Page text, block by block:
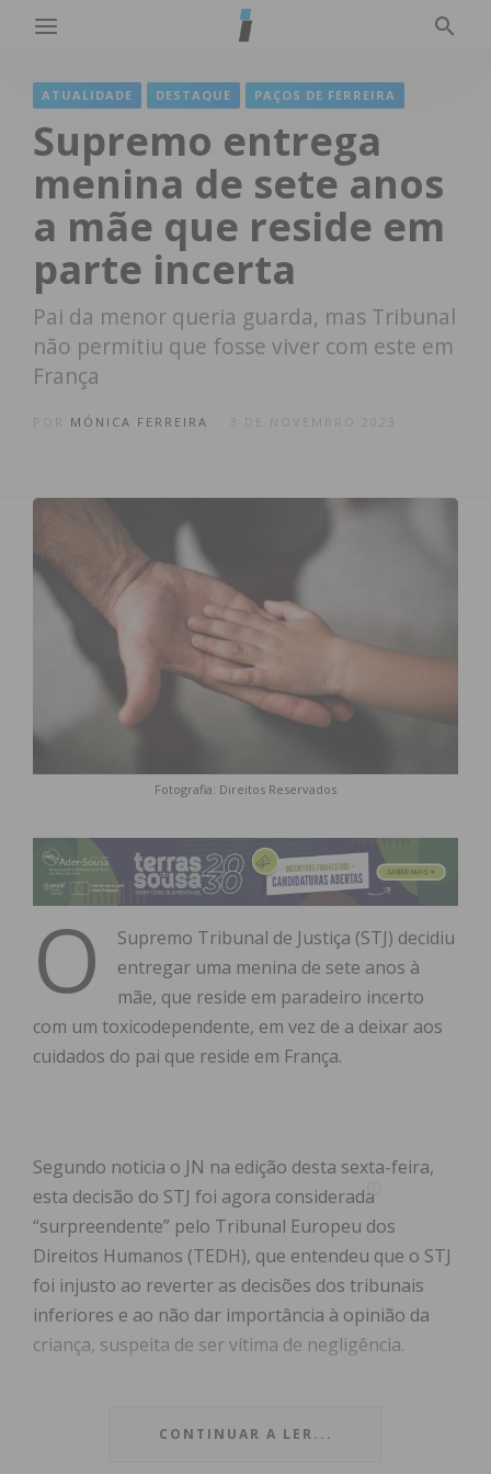
ATUALIDADE DESTAQUE PAÇOS DE FERREIRA
Supremo entrega
menina de sete anos
a mãe que reside em
parte incerta
Pai da menor queria guarda, mas Tribunal
não permitiu que fosse viver com este em
França
MÓNICA FERREIRA
Fotografia: Direitos Reservados
O
Supremo Tribunal de Justiça (STJ) decidiu
entregar uma menina de sete anos à
mãe, que reside em paradeiro incerto
com um toxicodependente, em vez de a deixar aos
cuidados do pai que reside em França.
Segundo noticia o JN na edição desta sexta-feira,
esta decisão do STJ foi agora considerada
“surpreendente” pelo Tribunal Europeu dos
Direitos Humanos (TEDH), que entendeu que o STJ
foi injusto ao reverter as decisões dos tribunais
inferiores e ao não dar importância à opinião da
criança, suspeita de ser vítima de negligência.
relação entre dois menores e vivia com a mãe, em
CONTINUAR A LER...